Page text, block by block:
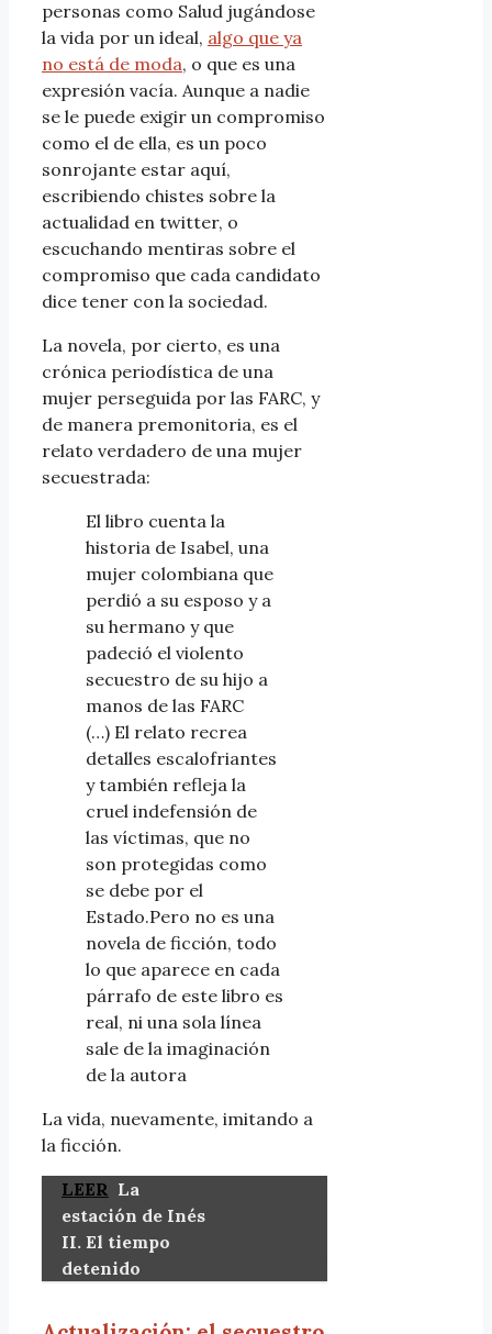
personas como Salud jugándose
la vida por un ideal, algo que ya
no está de moda, o que es una
expresión vacía. Aunque a nadie
se le puede exigir un compromiso
como el de ella, es un poco
sonrojante estar aquí,
escribiendo chistes sobre la
actualidad en twitter, o
escuchando mentiras sobre el
compromiso que cada candidato
dice tener con la sociedad.
La novela, por cierto, es una
crónica periodística de una
mujer perseguida por las FARC, y
de manera premonitoria, es el
relato verdadero de una mujer
secuestrada:
El libro cuenta la
historia de Isabel, una
mujer colombiana que
perdió a su esposo y a
su hermano y que
padeció el violento
secuestro de su hijo a
manos de las FARC
(…) El relato recrea
detalles escalofriantes
y también refleja la
cruel indefensión de
las víctimas, que no
son protegidas como
se debe por el
Estado.Pero no es una
novela de ficción, todo
lo que aparece en cada
párrafo de este libro es
real, ni una sola línea
sale de la imaginación
de la autora
La vida, nuevamente, imitando a
la ficción.
LEER La
estación de Inés
II. El tiempo
detenido